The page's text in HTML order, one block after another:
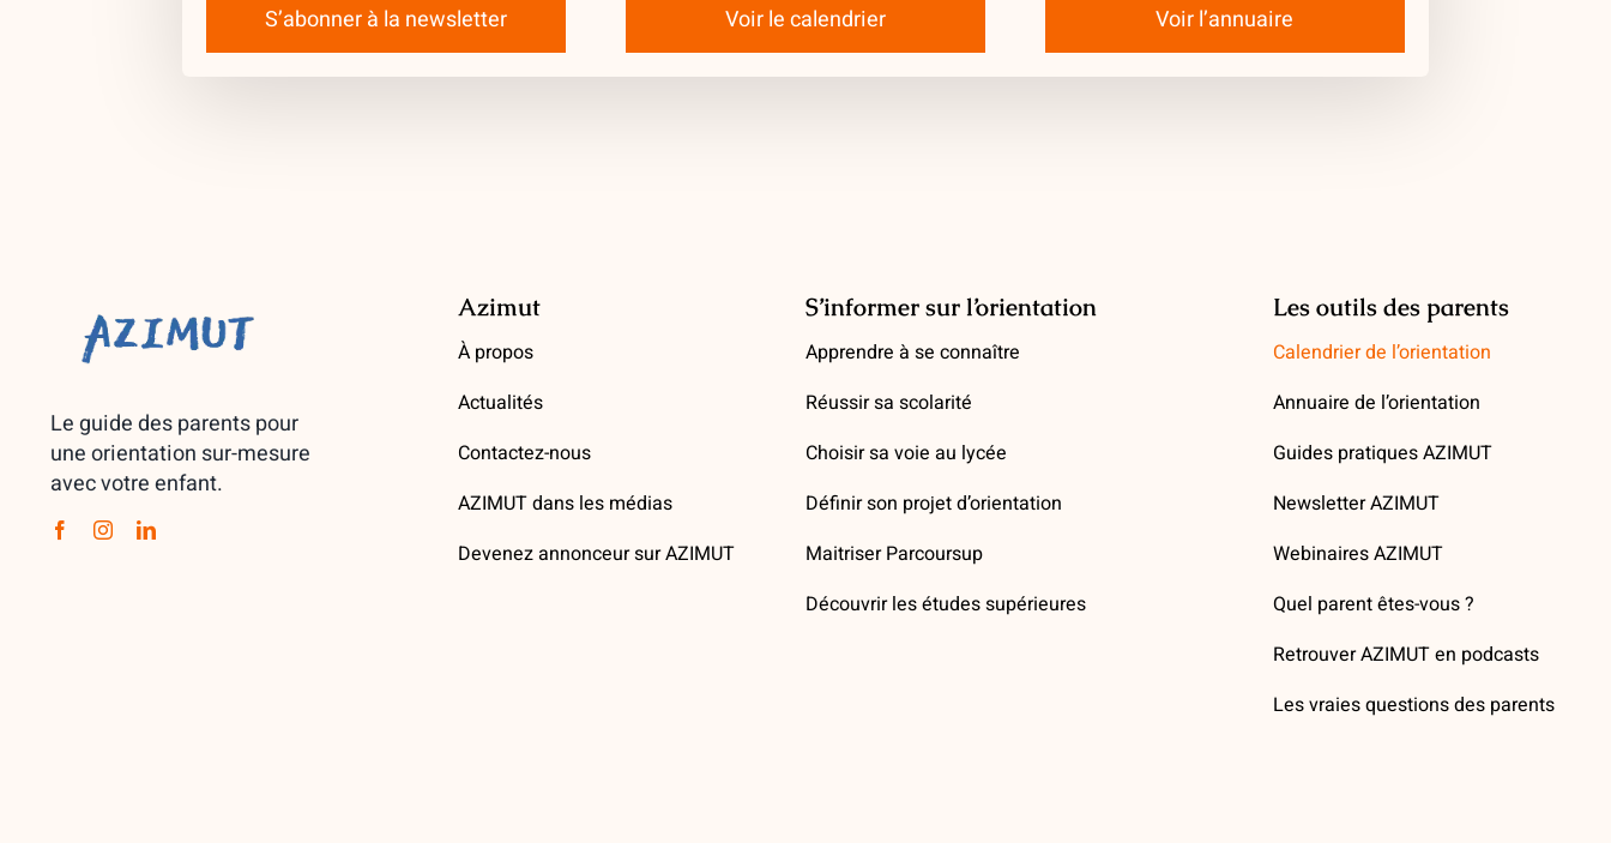
S’abonner à la newsletter Voir le calendrier Voir l’annuaire
Le guide des parents pour
une orientation sur-mesure
avec votre enfant.
Azimut
À propos
Actualités
Contactez-nous
AZIMUT dans les médias
Devenez annonceur sur AZIMUT
S’informer sur l’orientation
Apprendre à se connaître
Réussir sa scolarité
Choisir sa voie au lycée
Définir son projet d’orientation
Maitriser Parcoursup
Découvrir les études supérieures
Les outils des parents
Calendrier de l’orientation
Annuaire de l’orientation
Guides pratiques AZIMUT
Newsletter AZIMUT
Webinaires AZIMUT
Quel parent êtes-vous ?
Retrouver AZIMUT en podcasts
Les vraies questions des parents